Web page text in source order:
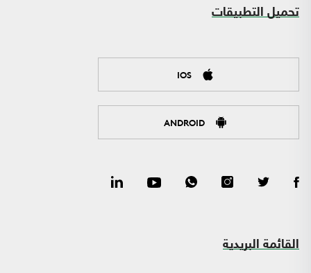
تحميل التطبيقات
IOS
ANDROID
القائمة البريدية